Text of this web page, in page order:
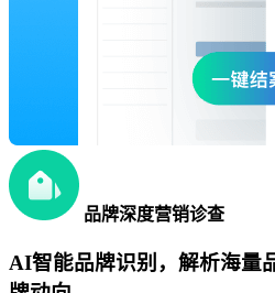
品牌深度营销诊查
AI智能品牌识别，解析海量